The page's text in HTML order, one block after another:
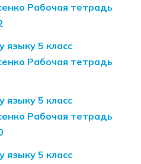
Рабочая тетрадь
языку 5 класс
Рабочая тетрадь
языку 5 класс
Рабочая тетрадь
языку 5 класс